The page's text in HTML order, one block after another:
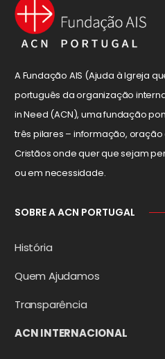
A Fundação AIS (Ajuda à Igreja
português da organização
in Need (ACN), uma fundação
três pilares – informação,
Cristãos onde quer que sejam
ou em necessidade.
SOBRE A ACN PORTUGAL
História
Quem Ajudamos
Transparência
ACN INTERNACIONAL